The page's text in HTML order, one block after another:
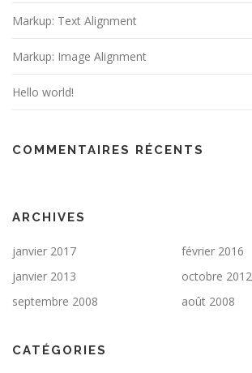
Markup: Text Alignment
Markup: Image Alignment
Hello world!
COMMENTAIRES RÉCENTS
ARCHIVES
janvier 2017
février 2016
janvier 2013
octobre 2012
septembre 2008
août 2008
CATÉGORIES